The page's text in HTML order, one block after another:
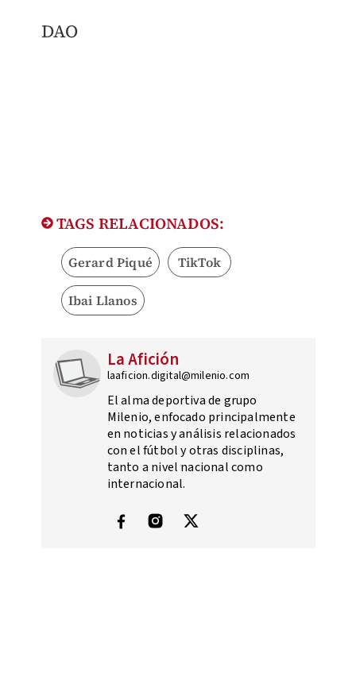
DAO
TAGS RELACIONADOS:
Gerard Piqué TikTok
Ibai Llanos
La Afición
laaficion.digital@milenio.com
El alma deportiva de grupo
Milenio, enfocado principalmente
en noticias y análisis relacionados
con el fútbol y otras disciplinas,
tanto a nivel nacional como
internacional.